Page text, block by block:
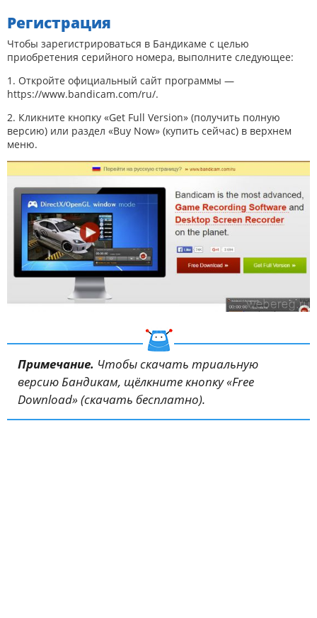
Регистрация
Чтобы зарегистрироваться в Бандикаме с целью
приобретения серийного номера, выполните следующее:
1. Откройте официальный сайт программы —
https://www.bandicam.com/ru/.
2. Кликните кнопку «Get Full Version» (получить полную
версию) или раздел «Buy Now» (купить сейчас) в верхнем
меню.
Примечание. Чтобы скачать триальную
версию Бандикам, щёлкните кнопку «Free
Download» (скачать бесплатно).